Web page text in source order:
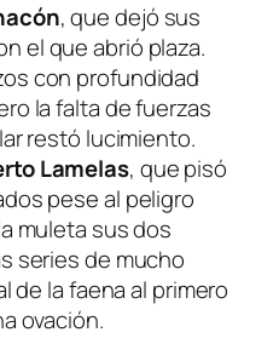
, que dejó sus
el que abrió plaza.
con profundidad
la falta de fuerzas
restó lucimiento.
Lamelas, que pisó
pese al peligro
muleta sus dos
series de mucho
de la faena al primero
ovación.